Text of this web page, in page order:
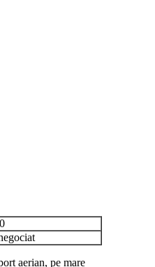
aerian, pe mare